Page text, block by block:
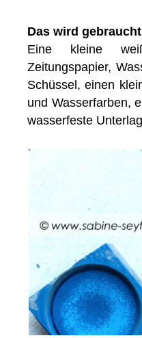
Das wird
Eine kleine
Zeitungspapier,
Schüssel, einen
und Wasserfarben,
wasserfeste